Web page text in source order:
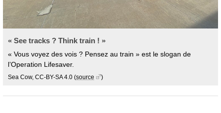
« See tracks ? Think train ! »
« Vous voyez des vois ? Pensez au train » est le slogan de
l’Operation Lifesaver.
Sea Cow, CC-BY-SA 4.0 (source )